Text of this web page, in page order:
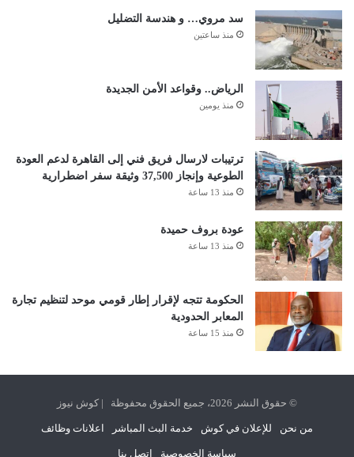
سد مروي… و هندسة التضليل
منذ ساعتين
الرياض.. وقواعد الأمن الجديدة
منذ يومين
ترتيبات لارسال فريق فني إلى القاهرة لدعم العودة
الطوعية وإنجاز 37,500 وثيقة سفر اضطرارية
منذ 13 ساعة
عودة بروف حميدة
منذ 13 ساعة
الحكومة تتجه لإقرار إطار قومي موحد لتنظيم تجارة
المعابر الحدودية
منذ 15 ساعة
© حقوق النشر 2026، جميع الحقوق محفوظة | كوش نيوز
من نحن للإعلان في كوش خدمة البث المباشر اعلانات وظائف
سياسة الخصوصية اتصل بنا